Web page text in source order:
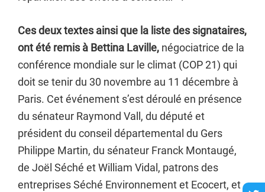
Ces deux textes ainsi que la liste des signataires,
ont été remis à Bettina Laville, négociatrice de la
conférence mondiale sur le climat (COP 21) qui
doit se tenir du 30 novembre au 11 décembre à
Paris. Cet événement s’est déroulé en présence
du sénateur Raymond Vall, du député et
président du conseil départemental du Gers
Philippe Martin, du sénateur Franck Montaugé,
de Joël Séché et William Vidal, patrons des
entreprises Séché Environnement et Ecocert, et